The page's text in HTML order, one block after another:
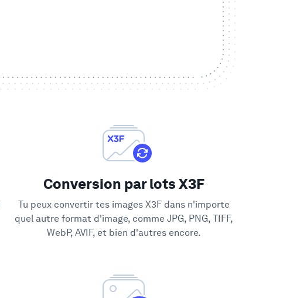
Conversion par lots X3F
Tu peux convertir tes images X3F dans n'importe
quel autre format d'image, comme JPG, PNG, TIFF,
WebP, AVIF, et bien d'autres encore.